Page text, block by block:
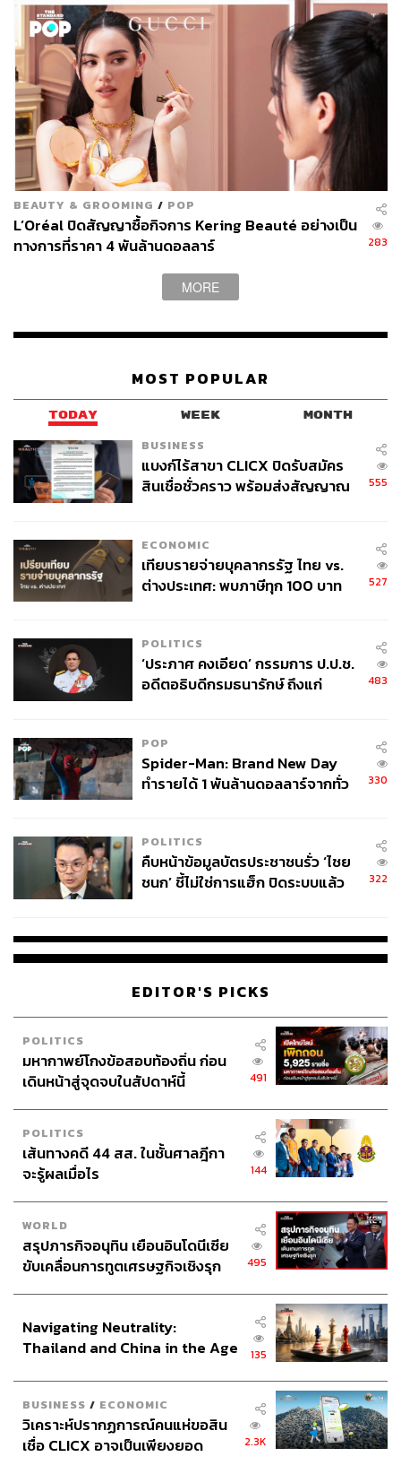
หลังจากพักผ่อนหย่อนใจในห้องหายเหนื่อยแล้ว ก็ถึงเวลาออก
เดินทางไปปรนนิบัติผิวหน้ากันต่อที่
Biologique Recherche
Ambassade Bangkok
ซึ่งตั้งอยู่ที่ซอยสุขุมวิท 49/10 ใช้
เวลาเดินทางเพียงไม่กี่นาทีก็ถึง หากใครที่เป็นแฟนตัวยงของ
แบรนด์นี้ก็คงจะแฮปปี้กันไม่น้อย ด้วยบริการสุดจะไพรเวต
และสมกับเป็นลักชัวรีแบรนด์ด้วยการตกแต่งที่เรียบหรู
สเต็ปแรกสิ่งที่เราจะต้องทำคือ Skin Analysis ซึ่งบอกเลยว่า
เครื่องตรวจสภาพผิวของ Biologique Recherche มีความ
แม่นยำค่อนข้างสู
งแม้จะมีเมกอัพก็ยังสามารถตรวจสภาพผิว
ได้อย่างล้ำลึก ไม่ว่าจะเป็นเรื่องของความชุ่มชื้น เกราะ
ประการแล้ว เทอราพิสต์ก็จะแนะนำเป็นทรีตเมนต์ที่ตอบ
โจทย์ปัญหาผิวที่สุด เรียกว่าเป็นการคัสตอมทรีตเมนต์แบบ
1:1 เลยทีเดียว
มีความเป็นส่วนตัวสุดๆ และยังให้บรรยากาศสบายชวนเคลิ้ม
ด้วย
BEAUTY & GROOMING / POP
L’Oréal ปิดสัญญาซื้อกิจการ Kering Beauté อย่างเป็น
ทางการที่ราคา 4 พันล้านดอลลาร์
283
MORE
MOST POPULAR
TODAY WEEK MONTH
BUSINESS
แบงก์ไร้สาขา CLICX ปิดรับสมัคร
สินเชื่อชั่วคราว พร้อมส่งสัญญาณ
555
ECONOMIC
เทียบรายจ่ายบุคลากรรัฐ ไทย vs.
ต่างประเทศ: พบภาษีทุก 100 บาท
527
POLITICS
‘ประภาศ คงเอียด’ กรรมการ ป.ป.ช.
อดีตอธิบดีกรมธนารักษ์ ถึงแก่
483
POP
Spider-Man: Brand New Day
ทำรายได้ 1 พันล้านดอลลาร์จากทั่ว
330
POLITICS
คืบหน้าข้อมูลบัตรประชาชนรั่ว ‘ไชย
ชนก’ ชี้ไม่ใช่การแฮ็ก ปิดระบบแล้ว
322
EDITOR'S PICKS
POLITICS
มหากาพย์โกงข้อสอบท้องถิ่น ก่อน
เดินหน้าสู่จุดจบในสัปดาห์นี้
491
POLITICS
เส้นทางคดี 44 สส. ในชั้นศาลฎีกา
จะรู้ผลเมื่อไร
144
WORLD
สรุปภารกิจอนุทิน เยือนอินโดนีเซีย
ขับเคลื่อนการทูตเศรษฐกิจเชิงรุก
495
Navigating Neutrality:
Thailand and China in the Age
135
BUSINESS / ECONOMIC
วิเคราะห์ปรากฏการณ์คนแห่ขอสิน
เชื่อ CLICX อาจเป็นเพียงยอด
2.3K